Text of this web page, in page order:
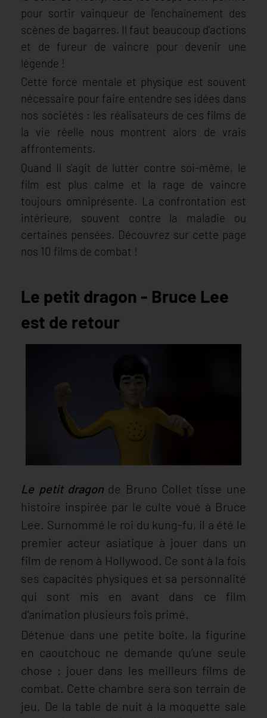
pour sortir vainqueur de l'enchaînement des
scènes de bagarres. Il faut beaucoup d'actions
et de fureur de vaincre pour devenir une
légende !
Cette force mentale et physique est souvent
nécessaire pour faire entendre ses idées dans
nos sociétés : les réalisateurs de ces films de
la vie réelle nous montrent alors de vrais
affrontements.
Quand Il s'agit de lutter contre soi-même, le
film est plus calme et la rage de vaincre
toujours omniprésente. La confrontation est
intérieure, souvent contre la maladie ou
certaines pensées. Découvrez sur cette page
nos 10 films de combat !
Le petit dragon - Bruce Lee
est de retour
Le petit dragonde Bruno Collet tisse une
histoire inspirée par le culte voué à Bruce
Lee. Surnommé le roi du kung-fu, il a été le
premier acteur asiatique à jouer dans un
film de renom à Hollywood. Ce sont à la fois
ses capacités physiques et sa personnalité
qui sont mis en avant dans ce film
d'animation plusieurs fois primé.
Détenue dans une petite boîte, la figurine
en caoutchouc ne demande qu’une seule
chose : jouer dans les meilleurs films de
combat. Cette chambre sera son terrain de
jeu. De la table de nuit à la moquette sale